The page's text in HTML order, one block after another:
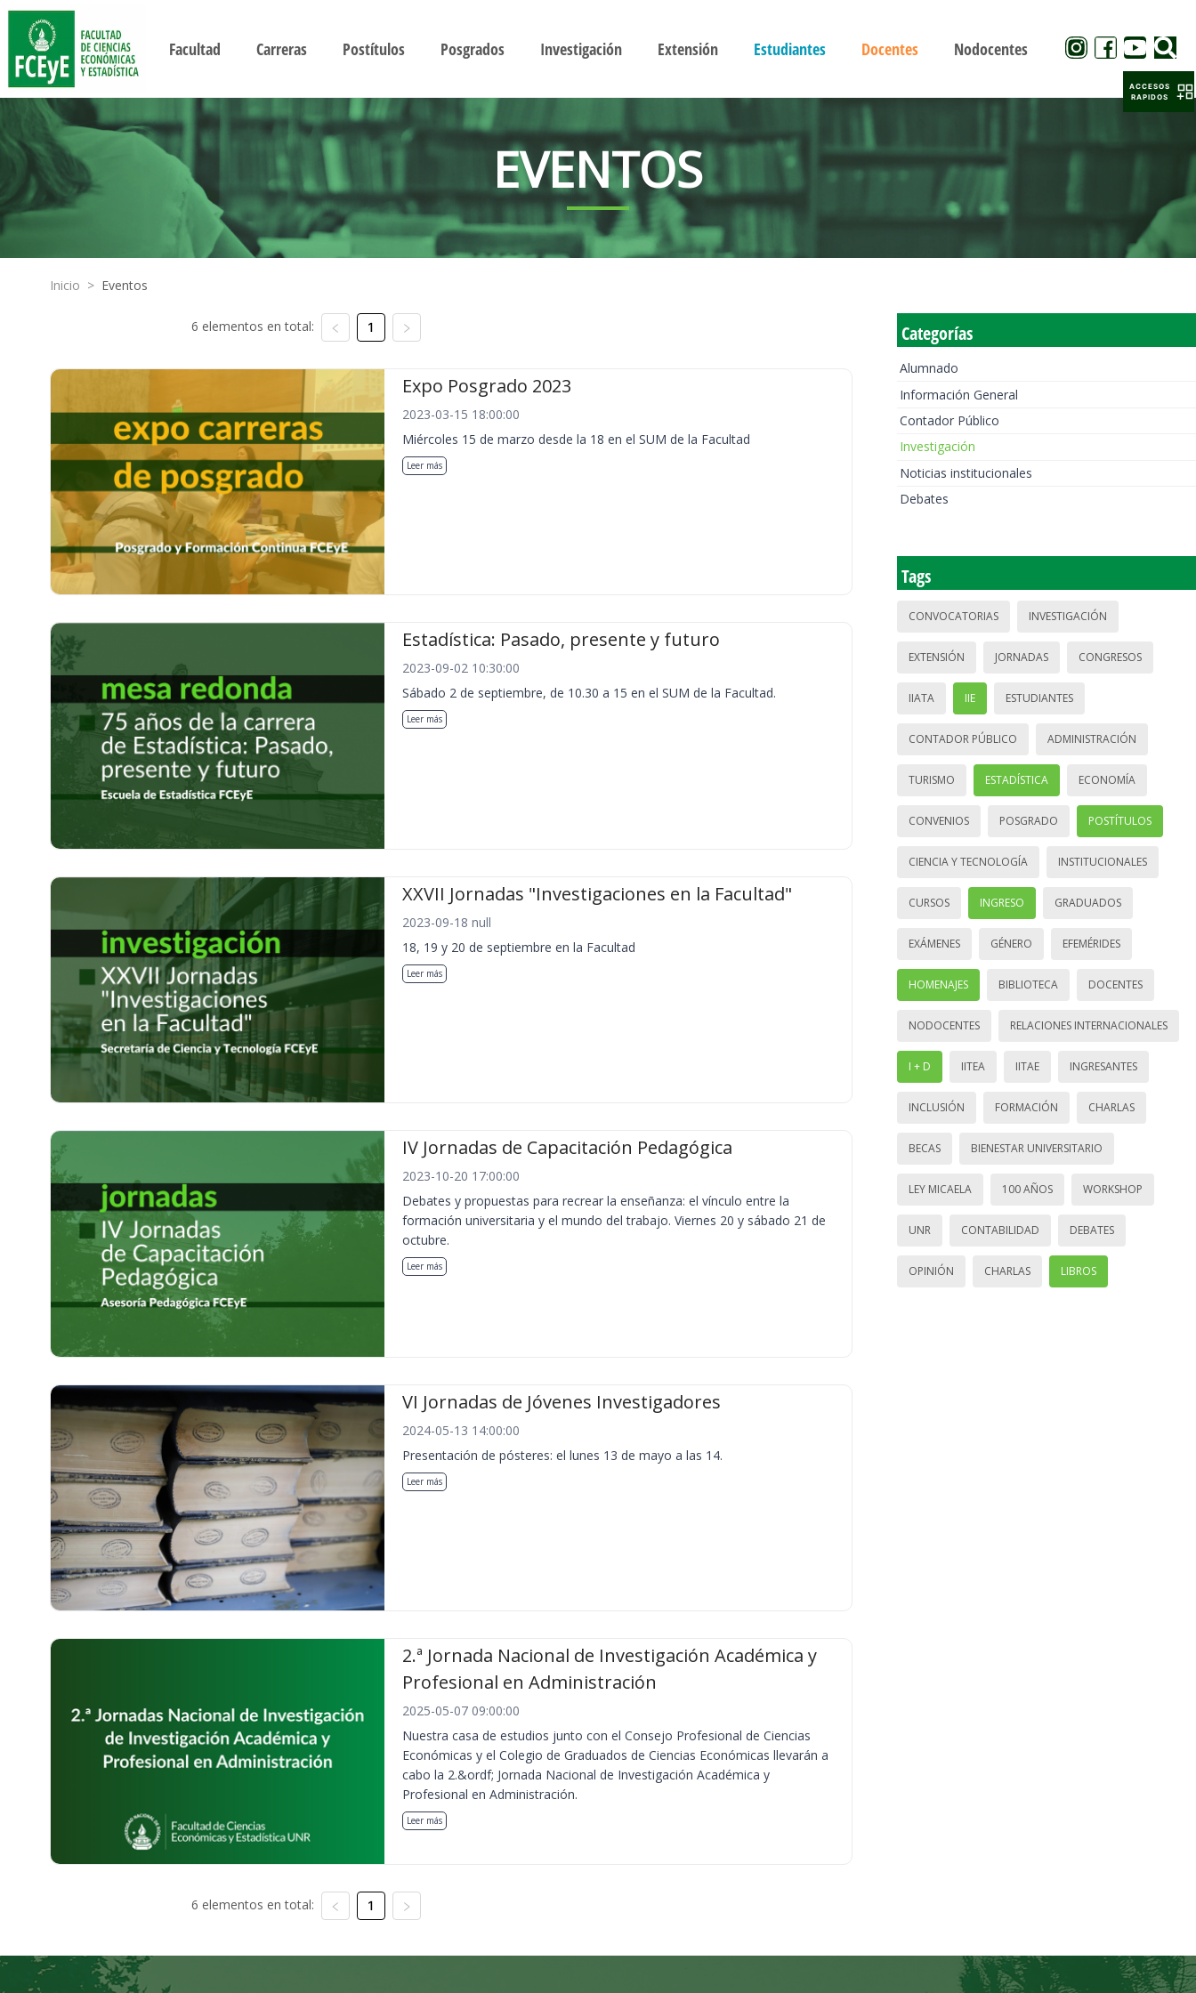
Facultad Carreras Postítulos Posgrados Investigación Extensión Estudiantes Docentes Nodocentes
EVENTOS
Inicio > Eventos
6 elementos en total: 1
Expo Posgrado 2023
2023-03-15 18:00:00
Miércoles 15 de marzo desde la 18 en el SUM de la Facultad
Leer más
Estadística: Pasado, presente y futuro
2023-09-02 10:30:00
Sábado 2 de septiembre, de 10.30 a 15 en el SUM de la Facultad.
Leer más
XXVII Jornadas "Investigaciones en la Facultad"
2023-09-18 null
18, 19 y 20 de septiembre en la Facultad
Leer más
IV Jornadas de Capacitación Pedagógica
2023-10-20 17:00:00
Debates y propuestas para recrear la enseñanza: el vínculo entre la
formación universitaria y el mundo del trabajo. Viernes 20 y sábado 21 de
octubre.
Leer más
VI Jornadas de Jóvenes Investigadores
2024-05-13 14:00:00
Presentación de pósteres: el lunes 13 de mayo a las 14.
Leer más
2.ª Jornada Nacional de Investigación Académica y
Profesional en Administración
2025-05-07 09:00:00
Nuestra casa de estudios junto con el Consejo Profesional de Ciencias
Económicas y el Colegio de Graduados de Ciencias Económicas llevarán a
cabo la 2.&ordf; Jornada Nacional de Investigación Académica y
Profesional en Administración.
Leer más
6 elementos en total: 1
Categorías
Alumnado
Información General
Contador Público
Investigación
Noticias institucionales
Debates
Tags
CONVOCATORIAS INVESTIGACIÓN
EXTENSIÓN JORNADAS CONGRESOS
IIATA IIE ESTUDIANTES
CONTADOR PÚBLICO ADMINISTRACIÓN
TURISMO ESTADÍSTICA ECONOMÍA
CONVENIOS POSGRADO POSTÍTULOS
CIENCIA Y TECNOLOGÍA INSTITUCIONALES
CURSOS INGRESO GRADUADOS
EXÁMENES GÉNERO EFEMÉRIDES
HOMENAJES BIBLIOTECA DOCENTES
NODOCENTES RELACIONES INTERNACIONALES
I + D IITEA IITAE INGRESANTES
INCLUSIÓN FORMACIÓN CHARLAS
BECAS BIENESTAR UNIVERSITARIO
LEY MICAELA 100 AÑOS WORKSHOP
UNR CONTABILIDAD DEBATES
OPINIÓN CHARLAS LIBROS
ACCESOS
RAPIDOS